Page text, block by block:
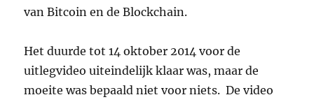
van Bitcoin en de Blockchain.
Het duurde tot 14 oktober 2014 voor de
uitlegvideo uiteindelijk klaar was, maar de
moeite was bepaald niet voor niets. De video